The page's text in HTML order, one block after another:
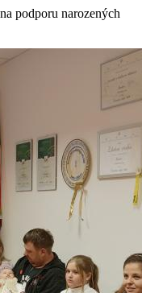
podporu narozených